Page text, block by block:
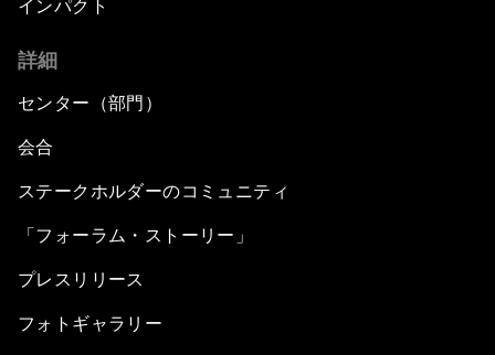
インパクト
詳細
センター（部門）
会合
ステークホルダーのコミュニティ
「フォーラム・ストーリー」
プレスリリース
フォトギャラリー